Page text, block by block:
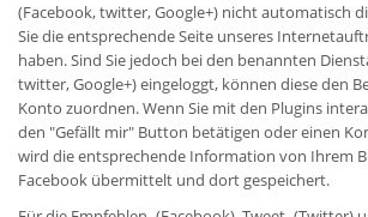
(Facebook, twitter, Google+) nicht automatisch
Sie die entsprechende Seite unseres
haben. Sind Sie jedoch bei den benannten
twitter, Google+) eingeloggt, können diese den
Konto zuordnen. Wenn Sie mit den Plugins
den "Gefällt mir" Button betätigen oder einen
wird die entsprechende Information von Ihrem
Facebook übermittelt und dort gespeichert.